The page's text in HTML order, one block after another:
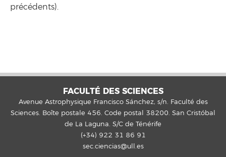
précédents).
FACULTÉ DES SCIENCES
Avenue Astrophysique Francisco Sánchez, s/n. Faculté des
Sciences. Boîte postale 456. Code postal 38200. San Cristóbal
de La Laguna. S/C de Ténérife
(+34) 922 31 86 91
sec.ciencias@ull.es